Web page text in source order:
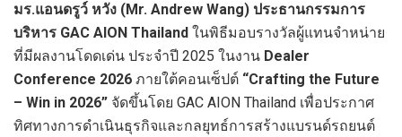
มร.แอนดรูว์ หวัง (Mr. Andrew Wang) ประธานกรรมการ
บริหาร GAC AION Thailand ในพิธีมอบรางวัลผู้แทนจำหน่าย
ที่มีผลงานโดดเด่น ประจำปี 2025 ในงาน Dealer
Conference 2026 ภายใต้คอนเซ็ปต์ “Crafting the Future
– Win in 2026” จัดขึ้นโดย GAC AION Thailand เพื่อประกาศ
ทิศทางการดำเนินธุรกิจและกลยุทธ์การสร้างแบรนด์รถยนต์